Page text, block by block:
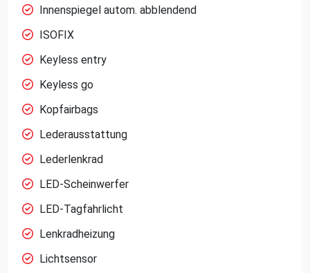
Innenspiegel autom. abblendend
ISOFIX
Keyless entry
Keyless go
Kopfairbags
Lederausstattung
Lederlenkrad
LED-Scheinwerfer
LED-Tagfahrlicht
Lenkradheizung
Lichtsensor